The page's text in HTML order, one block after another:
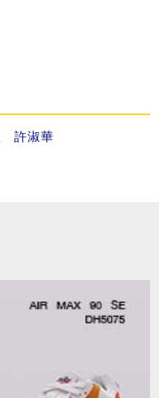
許淑華